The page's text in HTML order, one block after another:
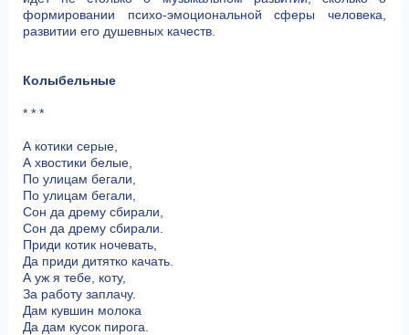
формировании психо-эмоциональной сферы человека,
развитии его душевных качеств.
Колыбельные
* * *
А котики серые,
А хвостики белые,
По улицам бегали,
По улицам бегали,
Сон да дрему сбирали,
Сон да дрему сбирали.
Приди котик ночевать,
Да приди дитятко качать.
А уж я тебе, коту,
За работу заплачу.
Дам кувшин молока
Да дам кусок пирога.